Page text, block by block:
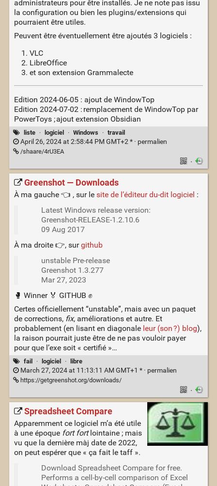
administrateurs pour être installés. Je ne note pas issu
la configuration ou bien les plugins/extensions qui
pourraient être utiles.
Peuvent être éventuellement être ajoutés 3 logiciels :
VLC
LibreOffice
et son extension Grammalecte
Edition 2024-06-05 : ajout de WindowTop
Edition 2024-07-02 : remplacement de WindowTop par
PowerToys ; ajout extension Obsidian
liste · logiciel · Windows · travail
April 26, 2024 at 2:58:44 PM GMT+2 * · permalien
/shaare/4rU3EA
·
Greenshot — Downloads
À ma gauche 👈 , sur le site de l’éditeur du-dit logiciel :
Latest Windows release version:
Greenshot-RELEASE-1.2.10.6
09 Aug 2017
À ma droite 👉, surgithub
unstable Pre-release
Greenshot 1.3.277
Mar 27, 2023
🥊 Winner 🏅 GITHUB ✊
Certes officiellement “unstable”, mais avec un paquet
de corrections, fix, améliorations et autre. Et
probablement (en lisant en diagonale leur (son ?) blog),
la raison pourrait juste être de ne pas vouloir payer
pour que l’exe soit « certifié »…
fail · logiciel · libre
March 27, 2024 at 11:13:11 AM GMT+1 * · permalien
https://getgreenshot.org/downloads/
·
Spreadsheet Compare
Apparemment ce logiciel m’a été utile
à une époque fort fortlointaine ; mais
vu que la dernière màj date de 2022,
on peut espérer que « ça fait le taff ».
Download Spreadsheet Compare for free.
Performs a cell-by-cell comparison of Excel